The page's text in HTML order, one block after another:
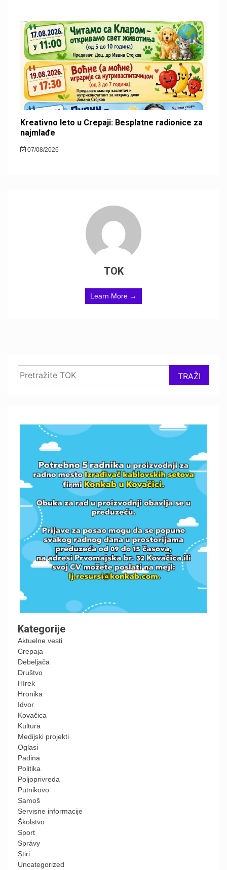
Kreativno leto u Crepaji: Besplatne radionice za
najmlađe
07/08/2026
TOK
Learn More →
TRAŽI
Kategorije
Aktuelne vesti
Crepaja
Debeljača
Društvo
Hírek
Hronika
Idvor
Kovačica
Kultura
Medijski projekti
Oglasi
Padina
Politika
Poljoprivreda
Putnikovo
Samoš
Servisne informacije
Školstvo
Sport
Správy
Știri
Uncategorized